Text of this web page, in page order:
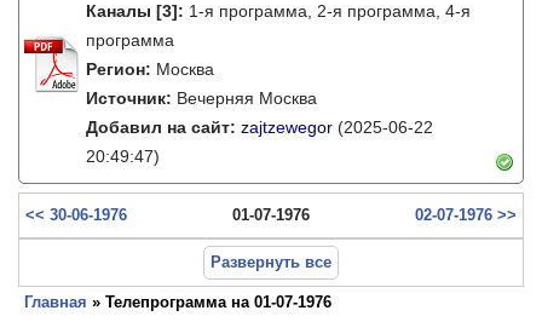
Каналы [3]: 1-я программа, 2-я программа, 4-я
программа
Регион: Москва
Источник: Вечерняя Москва
Добавил на сайт: zajtzewegor (2025-06-22
20:49:47)
<< 30-06-1976 01-07-1976 02-07-1976 >>
Развернуть все
Главная » Телепрограмма на 01-07-1976